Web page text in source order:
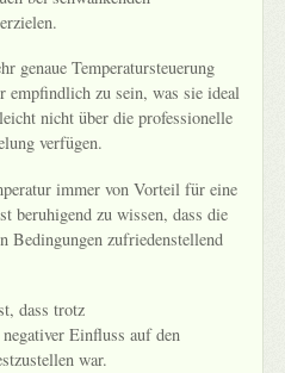
genaue Temperatursteuerung
empfindlich zu sein, was sie ideal
nicht über die professionelle
verfügen.
immer von Vorteil für eine
beruhigend zu wissen, dass die
Bedingungen zufriedenstellend
dass trotz
Einfluss auf den
war.